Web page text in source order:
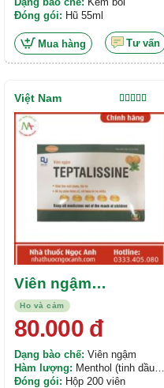
Đóng gói: Hũ 55ml
Mua hàng Tư vấn
Ho và cảm
Viên ngậm
Teptalissine (Hộp
200 viên)
Được xếp
hạng4.00
80.000đ
Dạng bào chế: Viên ngậm
Hàm lượng: Menthol (tinh dầu
bạc hà) 1mg; Eucalyptol (tinh
Đóng gói: Hộp 200 viên
Việt Nam